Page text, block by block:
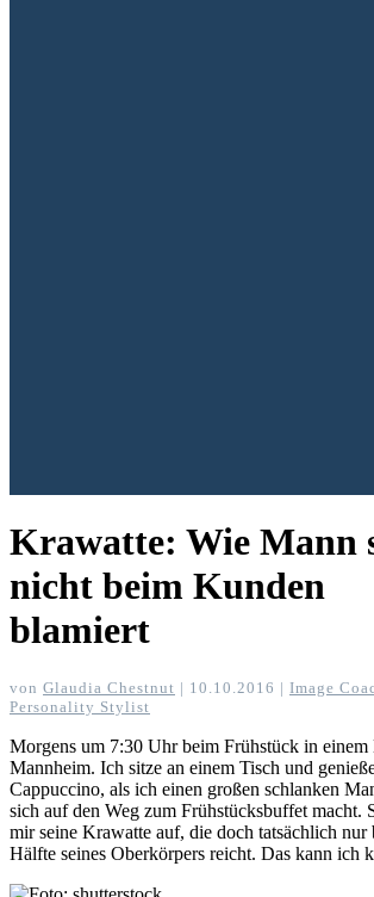
Krawatte: Wie Mann
nicht beim Kunden
blamiert
von Glaudia Chestnut | 10.10.2016 | Image
Personality Stylist
Morgens um 7:30 Uhr beim Frühstück in einem
Mannheim. Ich sitze an einem Tisch und
Cappuccino, als ich einen großen schlanken
sich auf den Weg zum Frühstücksbuffet macht.
mir seine Krawatte auf, die doch tatsächlich nur
Hälfte seines Oberkörpers reicht. Das kann ich